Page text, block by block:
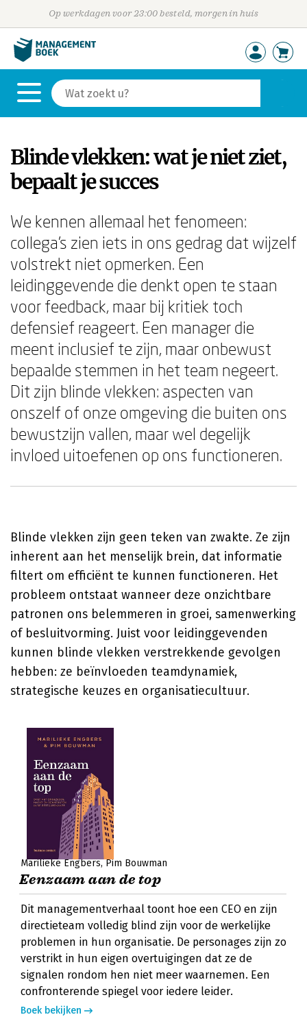
Op werkdagen voor 23:00 besteld, morgen in huis
Blinde vlekken: wat je niet ziet,
bepaalt je succes
We kennen allemaal het fenomeen:
collega's zien iets in ons gedrag dat wijzelf
volstrekt niet opmerken. Een
leidinggevende die denkt open te staan
voor feedback, maar bij kritiek toch
defensief reageert. Een manager die
meent inclusief te zijn, maar onbewust
bepaalde stemmen in het team negeert.
Dit zijn blinde vlekken: aspecten van
onszelf of onze omgeving die buiten ons
bewustzijn vallen, maar wel degelijk
invloed uitoefenen op ons functioneren.
Blinde vlekken zijn geen teken van zwakte. Ze zijn
inherent aan het menselijk brein, dat informatie
filtert om efficiënt te kunnen functioneren. Het
probleem ontstaat wanneer deze onzichtbare
patronen ons belemmeren in groei, samenwerking
of besluitvorming. Juist voor leidinggevenden
kunnen blinde vlekken verstrekkende gevolgen
hebben: ze beïnvloeden teamdynamiek,
strategische keuzes en organisatiecultuur.
Marilieke Engbers Pim Bouwman
Eenzaam aan de top
Dit managementverhaal toont hoe een CEO en zijn
directieteam volledig blind zijn voor de werkelijke
problemen in hun organisatie. De personages zijn zo
verstrikt in hun eigen overtuigingen dat ze de
signalen rondom hen niet meer waarnemen. Een
confronterende spiegel voor iedere leider.
Boek bekijken